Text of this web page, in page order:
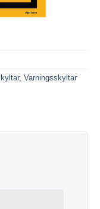
, Varningsskyltar